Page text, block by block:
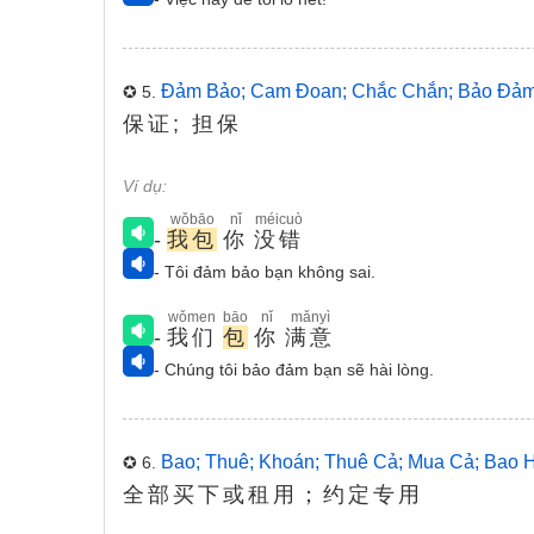
✪ 5. Đảm Bảo; Cam Đoan; Chắc Chắn; Bảo
保证; 担保
Ví dụ:
- 我包
wǒbāo
你
nǐ
没错
méicuò
- Tôi đảm bảo bạn không sai.
- 我们
wǒmen
包
bāo
你
nǐ
满意
mǎnyì
- Chúng tôi bảo đảm bạn sẽ hài lòng.
✪ 6. Bao; Thuê; Khoán; Thuê Cả; Mua Cả; Bao
全部买下或租用；约定专用